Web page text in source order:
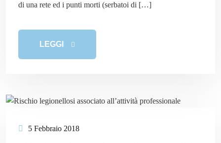
di una rete ed i punti morti (serbatoi di […]
LEGGI
5 Febbraio 2018